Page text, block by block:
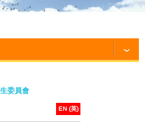
委員會
EN (英)